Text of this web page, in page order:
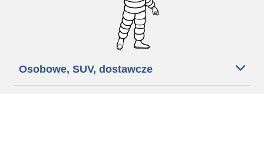
Osobowe, SUV, dostawcze